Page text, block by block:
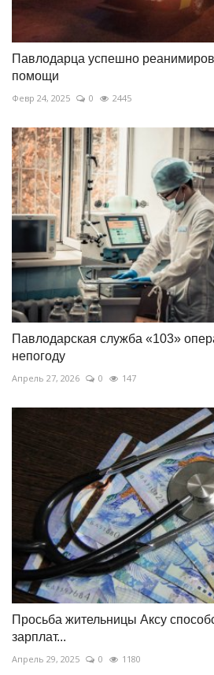
Павлодарца успешно
помощи
Февр 24, 2025 0 2445
Павлодарская служба «103»
непогоду
Апрель 27, 2026 0 147
Просьба жительницы Аксу
зарплат...
Апрель 29, 2025 0 1180